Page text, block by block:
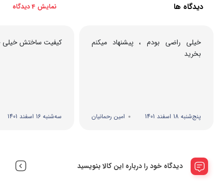
دیدگاه ها نمایش 4 دیدگاه
خیلی راضی بودم ، پیشنهاد میکنم
بخرید
پنج‌شنبه 18 اسفند 1401 امین رحمانیان
کیفیت ساختش خیلی
سه‌شنبه 16 اسفند 1401
دیدگاه خود را درباره این کالا بنویسید